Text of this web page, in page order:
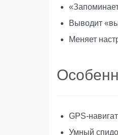
Выводит
Меняет
GPS-
Умный